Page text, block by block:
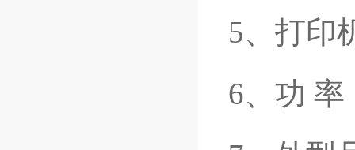
5、打印
6、功 率